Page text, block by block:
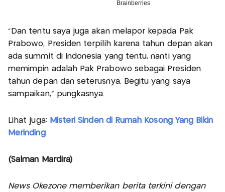
“Dan tentu saya juga akan melapor kepada Pak
Prabowo, Presiden terpilih karena tahun depan akan
ada summit di Indonesia yang tentu, nanti yang
memimpin adalah Pak Prabowo sebagai Presiden
tahun depan dan seterusnya. Begitu yang saya
sampaikan,” pungkasnya.
Lihat juga: Misteri Sinden di Rumah Kosong Yang Bikin
Merinding
(Salman Mardira)
News Okezone memberikan berita terkini dengan